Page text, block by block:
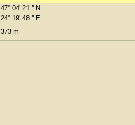
47° 04' 21.'' N
24° 19' 48.'' E
373 m